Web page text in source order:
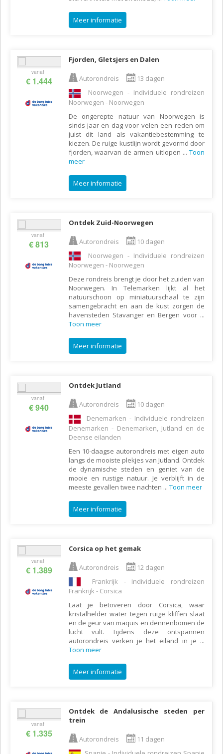
Meer informatie
vanaf
€ 1.444
Fjorden, Gletsjers en Dalen
Autorondreis
13 dagen
Noorwegen - Individuele rondreizen
Noorwegen - Noorwegen
De ongerepte natuur van Noorwegen is
sinds jaar en dag voor velen een reden om
juist dit land als vakantiebestemming te
kiezen. De ruige kustlijn wordt gevormd door
fjorden, waarvan de armen uitlopen ... Toon
meer
Meer informatie
vanaf
€ 813
Ontdek Zuid-Noorwegen
Autorondreis
10 dagen
Noorwegen - Individuele rondreizen
Noorwegen - Noorwegen
Deze rondreis brengt je door het zuiden van
Noorwegen. In Telemarken lijkt al het
natuurschoon op miniatuurschaal te zijn
samengebracht en aan de kust zorgen de
havensteden Stavanger en Bergen voor ...
Toon meer
Meer informatie
vanaf
€ 940
Ontdek Jutland
Autorondreis
10 dagen
Denemarken - Individuele rondreizen
Denemarken - Denemarken, Jutland en de
Deense eilanden
Een 10-daagse autorondreis met eigen auto
langs de mooiste plekjes van Jutland. Ontdek
de dynamische steden en geniet van de
mooie en rustige natuur. Je verblijft in de
meeste gevallen twee nachten ... Toon meer
Meer informatie
vanaf
€ 1.389
Corsica op het gemak
Autorondreis
12 dagen
Frankrijk - Individuele rondreizen
Frankrijk - Corsica
Laat je betoveren door Corsica, waar
kristalhelder water tegen ruige kliffen slaat
en de geur van maquis en dennenbomen de
lucht vult. Tijdens deze ontspannen
autorondreis verken je het eiland in je ...
Toon meer
Meer informatie
vanaf
€ 1.335
Ontdek de Andalusische steden per
trein
Autorondreis
11 dagen